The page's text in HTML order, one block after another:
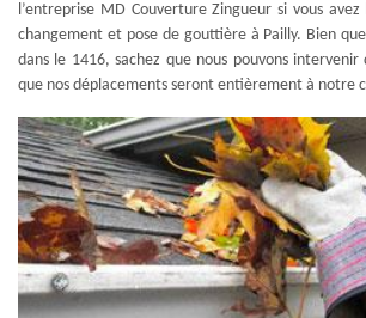
l’entreprise MD Couverture Zingueur si vous avez
changement et pose de gouttière à Pailly. Bien
dans le 1416, sachez que nous pouvons
que nos déplacements seront entièrement à notre